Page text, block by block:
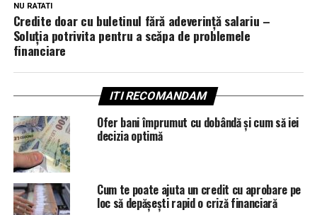
NU RATATI
Credite doar cu buletinul fără adeverință salariu –
Soluția potrivita pentru a scăpa de problemele
financiare
ITI RECOMANDAM
Ofer bani împrumut cu dobândă și cum să iei
decizia optimă
Cum te poate ajuta un credit cu aprobare pe
loc să depășești rapid o criză financiară